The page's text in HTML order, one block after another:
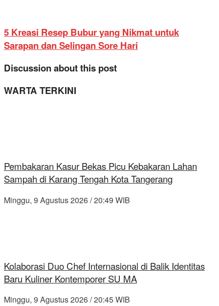
5 Kreasi Resep Bubur yang Nikmat untuk
Sarapan dan Selingan Sore Hari
Discussion about this post
WARTA TERKINI
Pembakaran Kasur Bekas Picu Kebakaran Lahan
Sampah di Karang Tengah Kota Tangerang
Minggu, 9 Agustus 2026 / 20:49 WIB
Kolaborasi Duo Chef Internasional di Balik Identitas
Baru Kuliner Kontemporer SU MA
Minggu, 9 Agustus 2026 / 20:45 WIB